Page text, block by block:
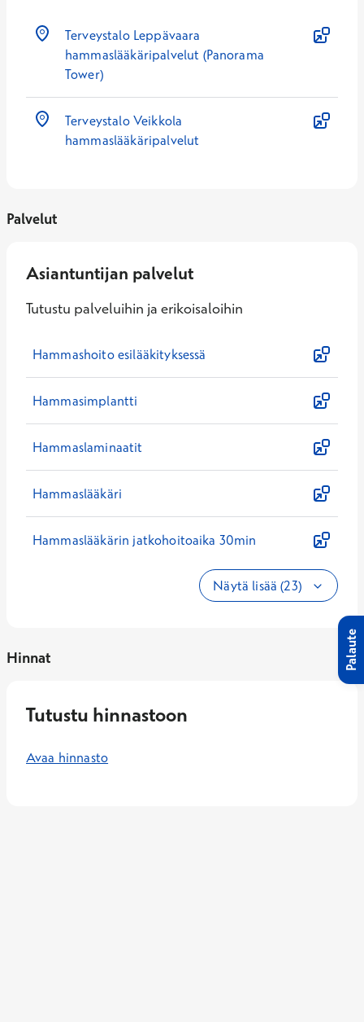
Terveystalo Leppävaara
hammaslääkäripalvelut (Panorama
Tower)
Terveystalo Veikkola
hammaslääkäripalvelut
Palvelut
Asiantuntijan palvelut
Tutustu palveluihin ja erikoisaloihin
Hammashoito esilääkityksessä
Hammasimplantti
Hammaslaminaatit
Hammaslääkäri
Hammaslääkärin jatkohoitoaika 30min
Näytä lisää (23)
Hinnat
Tutustu hinnastoon
Avaa hinnasto
Palaute